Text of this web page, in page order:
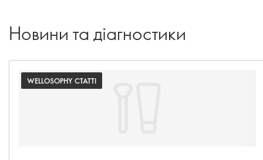
Новини та діагностики
WELLOSOPHY СТАТТІ